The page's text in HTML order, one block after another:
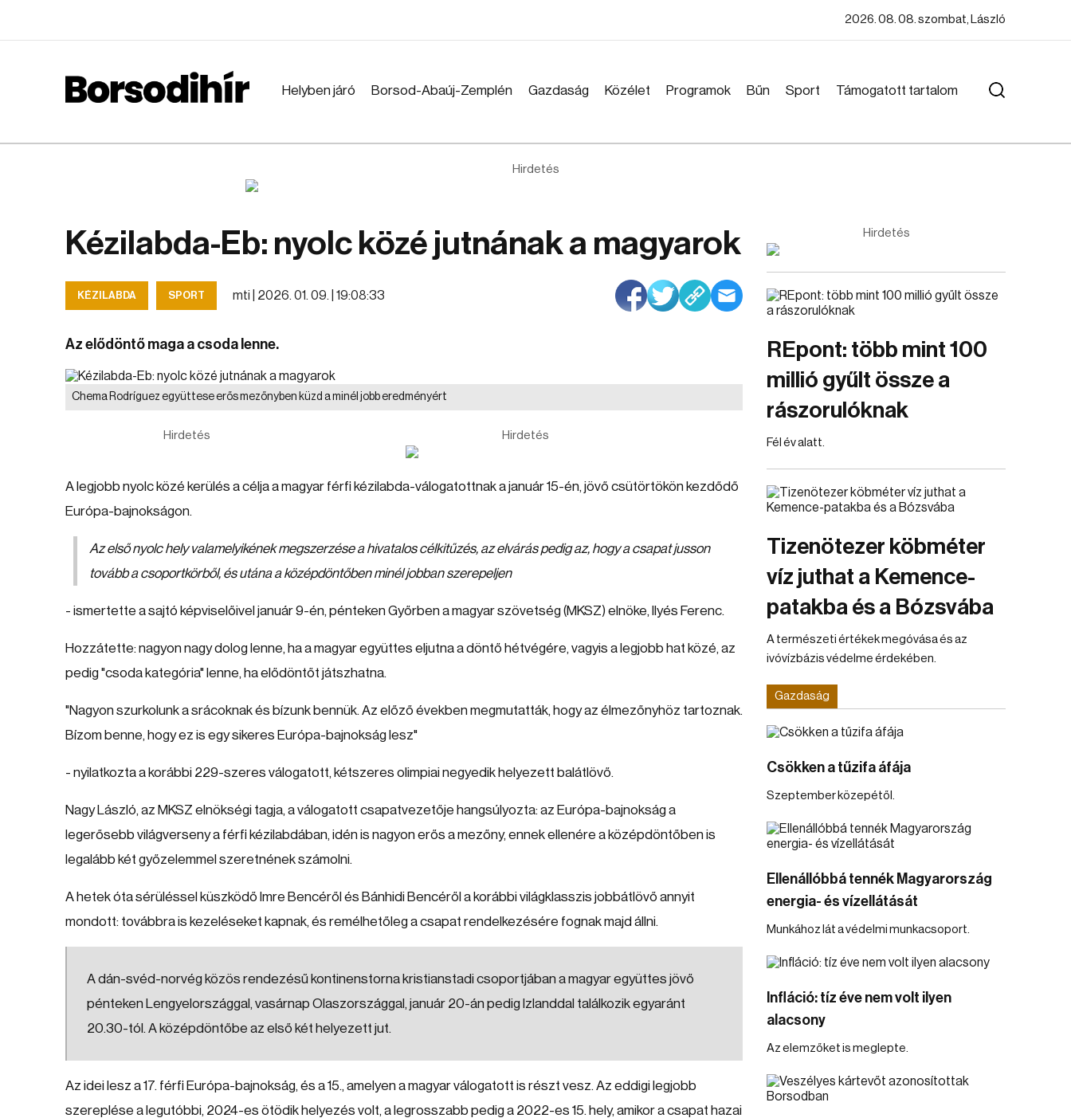
2026. 08. 08. szombat, László
Helyben járó Borsod-Abaúj-Zemplén Gazdaság Közélet Programok Bűn Sport Támogatott tartalom
Hirdetés
Kézilabda-Eb: nyolc közé jutnának a magyarok
KÉZILABDA SPORT mti | 2026. 01. 09. | 19:08:33
Az elődöntő maga a csoda lenne.
Chema Rodríguez együttese erős mezőnyben küzd a minél jobb eredményért
Hirdetés Hirdetés
A legjobb nyolc közé kerülés a célja a magyar férfi kézilabda-válogatottnak a január 15-én, jövő csütörtökön kezdődő
Európa-bajnokságon.
Az első nyolc hely valamelyikének megszerzése a hivatalos célkitűzés, az elvárás pedig az, hogy a csapat jusson
tovább a csoportkörből, és utána a középdöntőben minél jobban szerepeljen
- ismertette a sajtó képviselőivel január 9-én, pénteken Győrben a magyar szövetség (MKSZ) elnöke, Ilyés Ferenc.
Hozzátette: nagyon nagy dolog lenne, ha a magyar együttes eljutna a döntő hétvégére, vagyis a legjobb hat közé, az
pedig "csoda kategória" lenne, ha elődöntőt játszhatna.
"Nagyon szurkolunk a srácoknak és bízunk bennük. Az előző években megmutatták, hogy az élmezőnyhöz tartoznak.
Bízom benne, hogy ez is egy sikeres Európa-bajnokság lesz"
- nyilatkozta a korábbi 229-szeres válogatott, kétszeres olimpiai negyedik helyezett balátlövő.
Nagy László, az MKSZ elnökségi tagja, a válogatott csapatvezetője hangsúlyozta: az Európa-bajnokság a
legerősebb világverseny a férfi kézilabdában, idén is nagyon erős a mezőny, ennek ellenére a középdöntőben is
legalább két győzelemmel szeretnének számolni.
A hetek óta sérüléssel küszködő Imre Bencéről és Bánhidi Bencéről a korábbi világklasszis jobbátlövő annyit
mondott: továbbra is kezeléseket kapnak, és remélhetőleg a csapat rendelkezésére fognak majd állni.
A dán-svéd-norvég közös rendezésű kontinenstorna kristianstadi csoportjában a magyar együttes jövő
pénteken Lengyelországgal, vasárnap Olaszországgal, január 20-án pedig Izlanddal találkozik egyaránt
20.30-tól. A középdöntőbe az első két helyezett jut.
Az idei lesz a 17. férfi Európa-bajnokság, és a 15., amelyen a magyar válogatott is részt vesz. Az eddigi legjobb
szereplése a legutóbbi, 2024-es ötödik helyezés volt, a legrosszabb pedig a 2022-es 15. hely, amikor a csapat hazai
Hirdetés
REpont: több mint 100
millió gyűlt össze a
rászorulóknak
Fél év alatt.
Tizenötezer köbméter
víz juthat a Kemence-
patakba és a Bózsvába
A természeti értékek megóvása és az
ivóvízbázis védelme érdekében.
Gazdaság
Csökken a tűzifa áfája
Szeptember közepétől.
Ellenállóbbá tennék Magyarország
energia- és vízellátását
Munkához lát a védelmi munkacsoport.
Infláció: tíz éve nem volt ilyen
alacsony
Az elemzőket is meglepte.